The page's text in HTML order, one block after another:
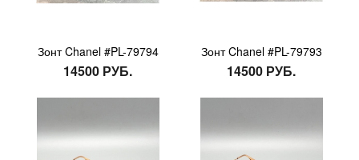
Зонт Chanel #PL-79794
14500 РУБ.
Зонт Chanel #PL-79793
14500 РУБ.